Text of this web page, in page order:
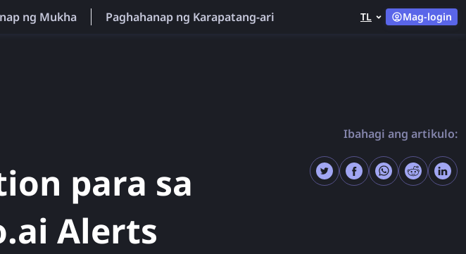
ng Mukha Paghahanap ng Karapatang-ari TL Mag-login
para sa
Alerts
Ibahagi ang artikulo: